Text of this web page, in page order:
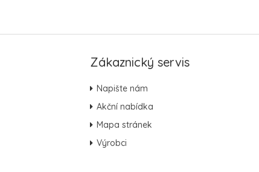
Zákaznický servis
Napište nám
Akční nabídka
Mapa stránek
Výrobci